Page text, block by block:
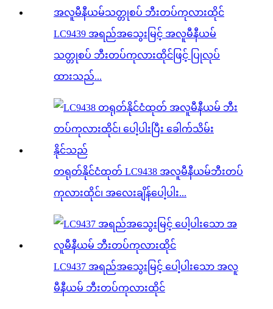
LC9439 အရည်အသွေးမြင့် အလူမီနီယမ်
သတ္တုစပ် ဘီးတပ်ကုလားထိုင်ဖြင့် ပြုလုပ်
ထားသည်...
တရုတ်နိုင်ငံထုတ် LC9438 အလူမီနီယမ်ဘီးတပ်
ကုလားထိုင်၊ အလေးချိန်ပေါ့ပါး...
LC9437 အရည်အသွေးမြင့် ပေါ့ပါးသော အလူ
မီနီယမ် ဘီးတပ်ကုလားထိုင်